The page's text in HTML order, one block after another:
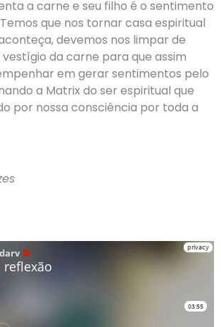
a carne e seu filho é o sentimento
que nos tornar casa espiritual
devemos nos limpar de
da carne para que assim
em gerar sentimentos pelo
a Matrix do ser espiritual que
por nossa consciência por toda a